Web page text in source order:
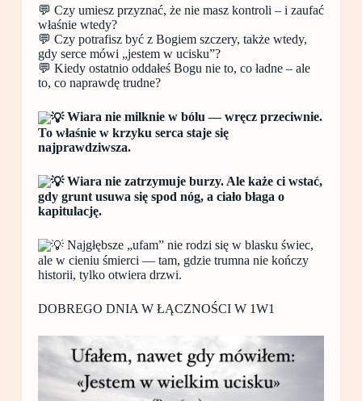
💬 Czy umiesz przyznać, że nie masz kontroli – i zaufać
właśnie wtedy?
💬 Czy potrafisz być z Bogiem szczery, także wtedy,
gdy serce mówi „jestem w ucisku”?
💬 Kiedy ostatnio oddałeś Bogu nie to, co ładne – ale
to, co naprawdę trudne?
Wiara nie milknie w bólu — wręcz przeciwnie.
To właśnie w krzyku serca staje się
najprawdziwsza.
Wiara nie zatrzymuje burzy. Ale każe ci wstać,
gdy grunt usuwa się spod nóg, a ciało błaga o
kapitulację.
Najgłębsze „ufam” nie rodzi się w blasku świec,
ale w cieniu śmierci — tam, gdzie trumna nie kończy
historii, tylko otwiera drzwi.
DOBREGO DNIA W ŁĄCZNOŚCI W 1W1